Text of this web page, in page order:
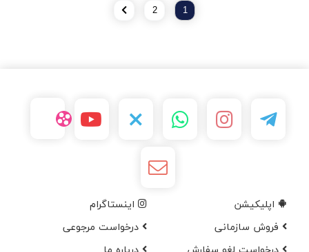
1
2
اپلیکیشن
اینستاگرام
فروش سازمانی
درخواست مرجوعی